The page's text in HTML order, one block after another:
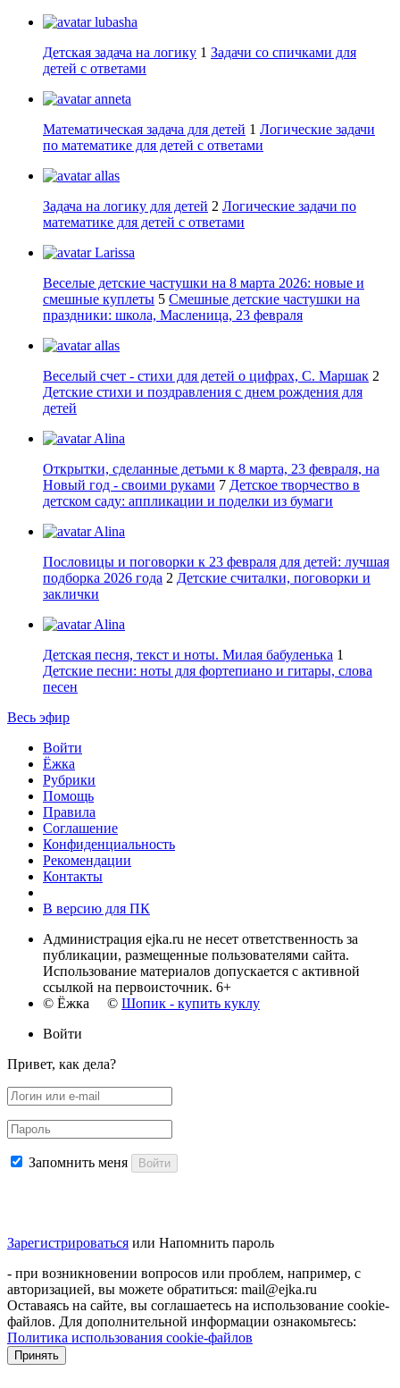
lubasha
Детская задача на логику 1 Задачи со спичками для
детей с ответами
anneta
Математическая задача для детей 1 Логические задачи
по математике для детей с ответами
allas
Задача на логику для детей 2 Логические задачи по
математике для детей с ответами
Larissa
Веселые детские частушки на 8 марта 2026: новые и
смешные куплеты 5 Смешные детские частушки на
праздники: школа, Масленица, 23 февраля
allas
Веселый счет - стихи для детей о цифрах, С. Маршак 2
Детские стихи и поздравления с днем рождения для
детей
Alina
Открытки, сделанные детьми к 8 марта, 23 февраля, на
Новый год - своими руками 7 Детское творчество в
детском саду: аппликации и поделки из бумаги
Alina
Пословицы и поговорки к 23 февраля для детей: лучшая
подборка 2026 года 2 Детские считалки, поговорки и
заклички
Alina
Детская песня, текст и ноты. Милая бабуленька 1
Детские песни: ноты для фортепиано и гитары, слова
песен
Весь эфир
Войти
Ёжка
Рубрики
Помощь
Правила
Соглашение
Конфиденциальность
Рекомендации
Контакты
В версию для ПК
Администрация ejka.ru не несет ответственность за
публикации, размещенные пользователями сайта.
Использование материалов допускается с активной
ссылкой на первоисточник. 6+
© Ёжка © Шопик - купить куклу
Войти
Привет, как дела?
Запомнить меня Войти
Зарегистрироваться или Напомнить пароль
- при возникновении вопросов или проблем, например, с
авторизацией, вы можете обратиться: mail@ejka.ru
Оставаясь на сайте, вы соглашаетесь на использование cookie-
файлов. Для дополнительной информации ознакомьтесь:
Политика использования cookie-файлов
Принять